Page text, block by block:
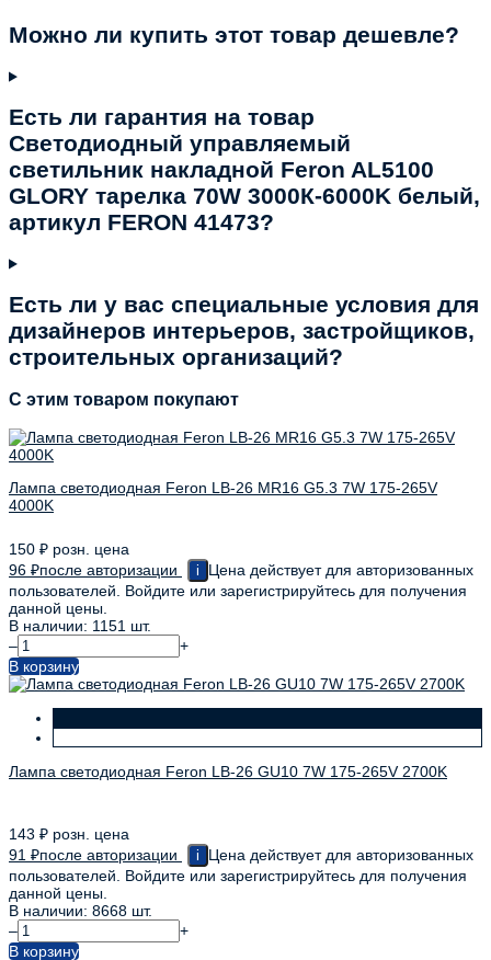
Можно ли купить этот товар дешевле?
Есть ли гарантия на товар
Светодиодный управляемый
светильник накладной Feron AL5100
GLORY тарелка 70W 3000К-6000K белый,
артикул FERON 41473?
Есть ли у вас специальные условия для
дизайнеров интерьеров, застройщиков,
строительных организаций?
C этим товаром покупают
Лампа светодиодная Feron LB-26 MR16 G5.3 7W 175-265V
4000K
150 ₽ розн. цена
96 ₽после авторизации i
Цена действует для авторизованных
пользователей. Войдите или зарегистрируйтесь для получения
данной цены.
В наличии: 1151 шт.
–
+
В корзину
Лампа светодиодная Feron LB-26 GU10 7W 175-265V 2700K
143 ₽ розн. цена
91 ₽после авторизации i
Цена действует для авторизованных
пользователей. Войдите или зарегистрируйтесь для получения
данной цены.
В наличии: 8668 шт.
–
+
В корзину